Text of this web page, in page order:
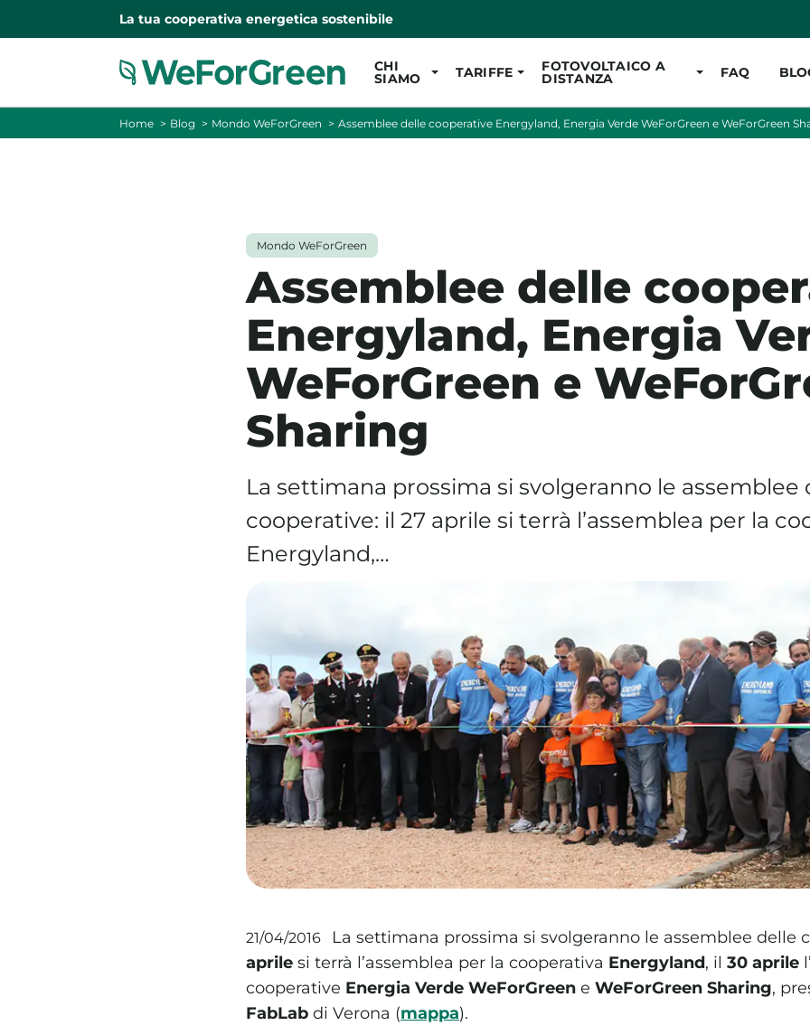
La tua cooperativa energetica sostenibile
CHI
SIAMO TARIFFE FOTOVOLTAICO A
DISTANZA FAQ
Home Blog Mondo WeForGreen Assemblee delle cooperative Energyland, Energia Verde WeForGreen e WeForGreen
Mondo WeForGreen
Assemblee delle
Energyland, Energia
WeForGreen e
Sharing
La settimana prossima si svolgeranno le assemblee
cooperative: il 27 aprile si terrà l’assemblea per la
Energyland,…
21/04/2016 La settimana prossima si svolgeranno le assemblee delle
aprile si terrà l’assemblea per la cooperativa Energyland, il 30 aprile
cooperative Energia Verde WeForGreen e WeForGreen Sharing,
FabLab di Verona (mappa).